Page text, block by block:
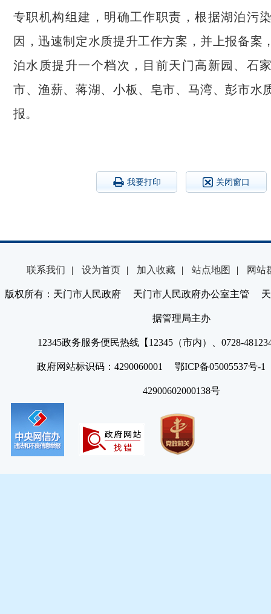
专职机构组建，明确工作职责，根据湖泊污
因，迅速制定水质提升工作方案，并上报备案
泊水质提升一个档次，目前天门高新园、石
市、渔薪、蒋湖、小板、皂市、马湾、彭市水
报。
我要打印 关闭窗口
联系我们 | 设为首页 | 加入收藏 | 站点地图 | 网站
版权所有：天门市人民政府 天门市人民政府办公室主管 天
据管理局主办
12345政务服务便民热线【12345（市内）、0728-
政府网站标识码：4290060001 鄂ICP备05005537号
42900602000138号